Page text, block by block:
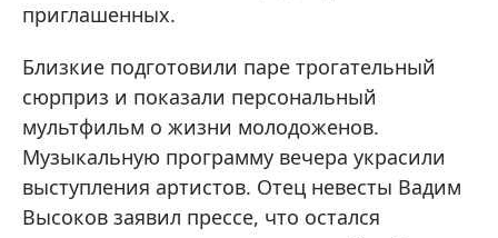
приглашенных.
Близкие подготовили паре трогательный
сюрприз и показали персональный
мультфильм о жизни молодоженов.
Музыкальную программу вечера украсили
выступления артистов. Отец невесты Вадим
Высоков заявил прессе, что остался